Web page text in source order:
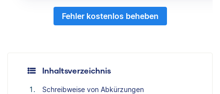
Fehler kostenlos beheben
Inhaltsverzeichnis
Schreibweise von Abkürzungen